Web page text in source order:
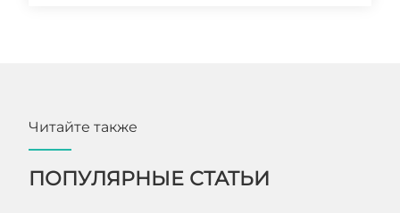
Читайте также
ПОПУЛЯРНЫЕ СТАТЬИ